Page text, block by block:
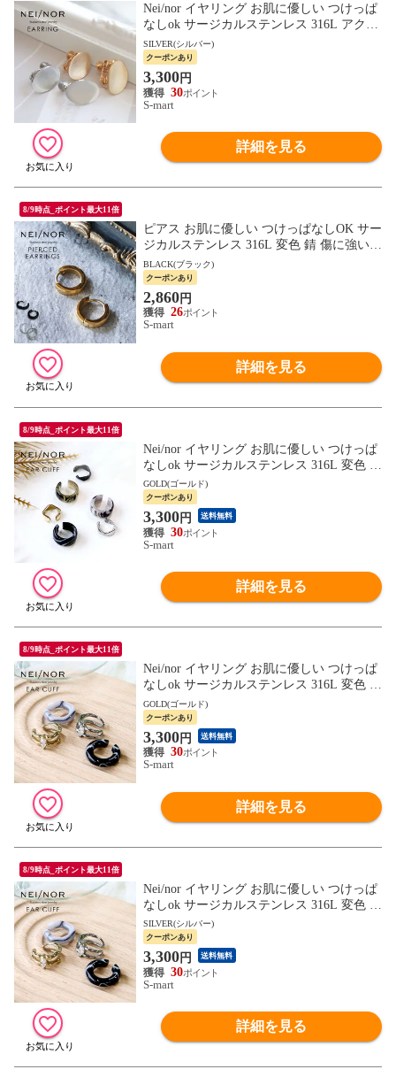
Nei/nor イヤリング お肌に優しい つけっぱ
なしok サージカルステンレス 316L アクセ
サリー 錆に強い 変色しにくい ネイナー N
nER-0025
SILVER(シルバー)
クーポンあり
3,300円
30
S-mart
詳細を見る
8/9時点_ポイント最大11倍
ピアス お肌に優しい つけっぱなしOK サー
ジカルステンレス 316L 変色 錆 傷に強い
丈夫 低アレルギー素材アクセサリー Nei/no
r ネイナー 0031
BLACK(ブラック)
クーポンあり
2,860円
26
S-mart
詳細を見る
8/9時点_ポイント最大11倍
Nei/nor イヤリング お肌に優しい つけっぱ
なしok サージカルステンレス 316L 変色 錆
傷に強い 低アレルギー アクセサリー ネイ
ナー NnER-0026
GOLD(ゴールド)
クーポンあり
3,300円 送料無料
30
S-mart
詳細を見る
8/9時点_ポイント最大11倍
Nei/nor イヤリング お肌に優しい つけっぱ
なしok サージカルステンレス 316L 変色 錆
傷に強い 低アレルギー アクセサリー ネイ
ナー NnER-0027
GOLD(ゴールド)
クーポンあり
3,300円 送料無料
30
S-mart
詳細を見る
8/9時点_ポイント最大11倍
Nei/nor イヤリング お肌に優しい つけっぱ
なしok サージカルステンレス 316L 変色 錆
傷に強い 低アレルギー アクセサリー ネイ
ナー NnER-0027
SILVER(シルバー)
クーポンあり
3,300円 送料無料
30
S-mart
詳細を見る